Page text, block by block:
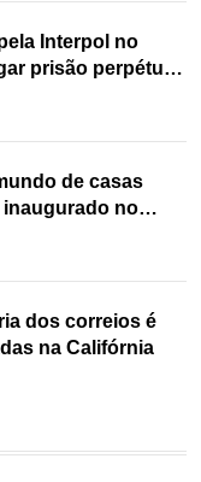
Interpol no
prisão perpétua
de casas
inaugurado no
dos correios é
na Califórnia